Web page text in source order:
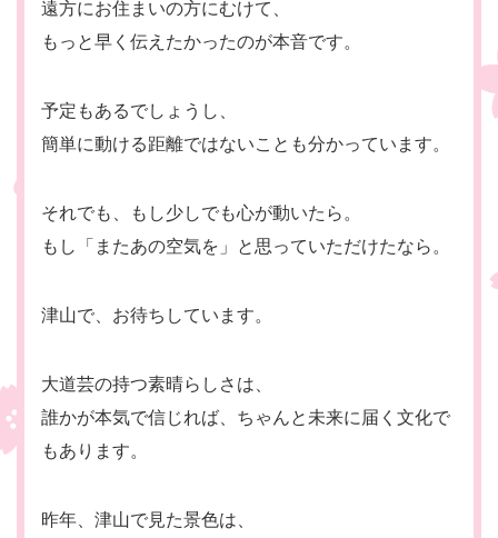
遠方にお住まいの方にむけて、
もっと早く伝えたかったのが本音です。
予定もあるでしょうし、
簡単に動ける距離ではないことも分かっています。
それでも、もし少しでも心が動いたら。
もし「またあの空気を」と思っていただけたなら。
津山で、お待ちしています。
大道芸の持つ素晴らしさは、
誰かが本気で信じれば、ちゃんと未来に届く文化で
もあります。
昨年、津山で見た景色は、